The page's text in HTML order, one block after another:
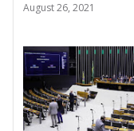
August 26, 2021